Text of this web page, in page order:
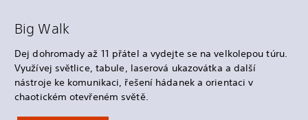
Big Walk
Dej dohromady až 11 přátel a vydejte se na velkolepou túru.
Využívej světlice, tabule, laserová ukazovátka a další
nástroje ke komunikaci, řešení hádanek a orientaci v
chaotickém otevřeném světě.